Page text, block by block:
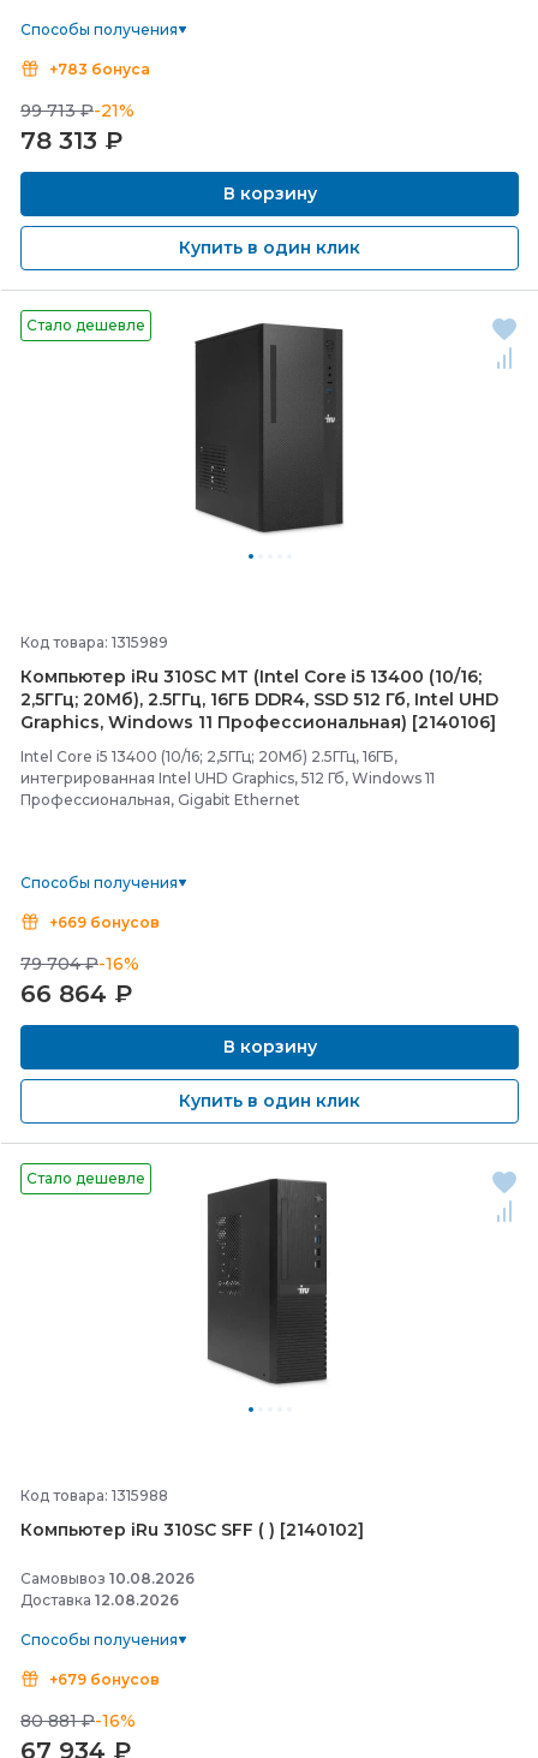
Способы получения
+783 бонуса
99 713 ₽-21%
78 313 ₽
В корзину
Купить в один клик
Стало дешевле
Код товара: 1315989
Компьютер iRu 310SC MT (Intel Core i5 13400 (10/16;
2,5ГГц; 20Мб), 2.5ГГц, 16ГБ DDR4, SSD 512 Гб, Intel UHD
Graphics, Windows 11 Профессиональная) [2140106]
Intel Core i5 13400 (10/16; 2,5ГГц; 20Мб) 2.5ГГц, 16ГБ,
интегрированная Intel UHD Graphics, 512 Гб, Windows 11
Профессиональная, Gigabit Ethernet
Способы получения
+669 бонусов
79 704 ₽-16%
66 864 ₽
В корзину
Купить в один клик
Стало дешевле
Код товара: 1315988
Компьютер iRu 310SC SFF ( ) [2140102]
Самовывоз 10.08.2026
Доставка 12.08.2026
Способы получения
+679 бонусов
80 881 ₽-16%
67 934 ₽